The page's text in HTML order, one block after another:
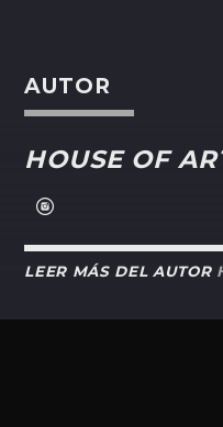
AUTOR
HOUSE OF
LEER MÁS DEL AUTOR